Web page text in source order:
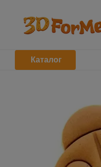
Каталог